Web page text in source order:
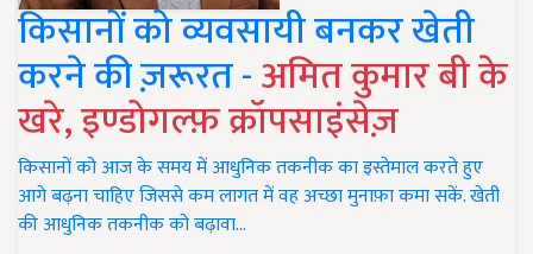
किसानों को व्यवसायी बनकर खेती
करने की ज़रूरत -अमित कुमार बी के
खरे, इण्डोगल्फ़ क्रॉपसाइंसेज़
किसानों को आज के समय में आधुनिक तकनीक का इस्तेमाल करते हुए
आगे बढ़ना चाहिए जिससे कम लागत में वह अच्छा मुनाफ़ा कमा सकें. खेती
की आधुनिक तकनीक को बढ़ावा…